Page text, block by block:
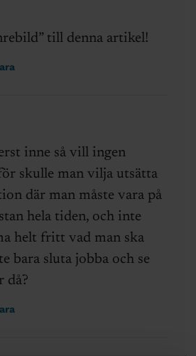
till denna artikel!
inne så vill ingen
skulle man vilja utsätta
där man måste vara på
hela tiden, och inte
helt fritt vad man ska
bara sluta jobba och se
då?